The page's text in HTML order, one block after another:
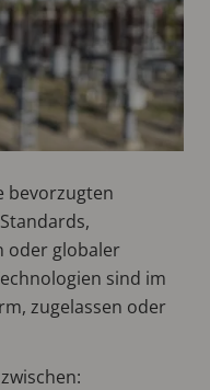
bevorzugten
oder globaler
sind im
zugelassen oder